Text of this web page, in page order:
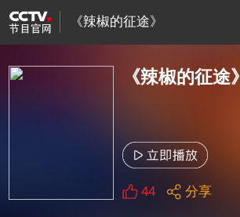
《辣椒的征途》
《辣椒的征途》
44 分享